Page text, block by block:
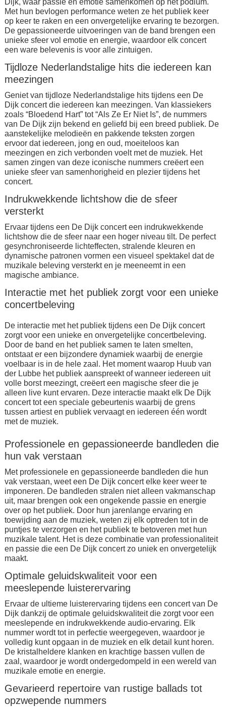
Dijk, waar passie en emotie samenkomen op het podium.
Met hun bevlogen performance weten ze het publiek keer
op keer te raken en een onvergetelijke ervaring te bezorgen.
De gepassioneerde uitvoeringen van de band brengen een
unieke sfeer vol emotie en energie, waardoor elk concert
een ware belevenis is voor alle zintuigen.
Tijdloze Nederlandstalige hits die iedereen kan
meezingen
Geniet van tijdloze Nederlandstalige hits tijdens een De
Dijk concert die iedereen kan meezingen. Van klassiekers
zoals “Bloedend Hart” tot “Als Ze Er Niet Is”, de nummers
van De Dijk zijn bekend en geliefd bij een breed publiek. De
aanstekelijke melodieën en pakkende teksten zorgen
ervoor dat iedereen, jong en oud, moeiteloos kan
meezingen en zich verbonden voelt met de muziek. Het
samen zingen van deze iconische nummers creëert een
unieke sfeer van samenhorigheid en plezier tijdens het
concert.
Indrukwekkende lichtshow die de sfeer
versterkt
Ervaar tijdens een De Dijk concert een indrukwekkende
lichtshow die de sfeer naar een hoger niveau tilt. De perfect
gesynchroniseerde lichteffecten, stralende kleuren en
dynamische patronen vormen een visueel spektakel dat de
muzikale beleving versterkt en je meeneemt in een
magische ambiance.
Interactie met het publiek zorgt voor een unieke
concertbeleving
De interactie met het publiek tijdens een De Dijk concert
zorgt voor een unieke en onvergetelijke concertbeleving.
Door de band en het publiek samen te laten smelten,
ontstaat er een bijzondere dynamiek waarbij de energie
voelbaar is in de hele zaal. Het moment waarop Huub van
der Lubbe het publiek aanspreekt of wanneer iedereen uit
volle borst meezingt, creëert een magische sfeer die je
alleen live kunt ervaren. Deze interactie maakt elk De Dijk
concert tot een speciale gebeurtenis waarbij de grens
tussen artiest en publiek vervaagt en iedereen één wordt
met de muziek.
Professionele en gepassioneerde bandleden die
hun vak verstaan
Met professionele en gepassioneerde bandleden die hun
vak verstaan, weet een De Dijk concert elke keer weer te
imponeren. De bandleden stralen niet alleen vakmanschap
uit, maar brengen ook een ongekende passie en energie
over op het publiek. Door hun jarenlange ervaring en
toewijding aan de muziek, weten zij elk optreden tot in de
puntjes te verzorgen en het publiek te betoveren met hun
muzikale talent. Het is deze combinatie van professionaliteit
en passie die een De Dijk concert zo uniek en onvergetelijk
maakt.
Optimale geluidskwaliteit voor een
meeslepende luisterervaring
Ervaar de ultieme luisterervaring tijdens een concert van De
Dijk dankzij de optimale geluidskwaliteit die zorgt voor een
meeslepende en indrukwekkende audio-ervaring. Elk
nummer wordt tot in perfectie weergegeven, waardoor je
volledig kunt opgaan in de muziek en elk detail kunt horen.
De kristalheldere klanken en krachtige bassen vullen de
zaal, waardoor je wordt ondergedompeld in een wereld van
muzikale emotie en energie.
Gevarieerd repertoire van rustige ballads tot
opzwepende nummers